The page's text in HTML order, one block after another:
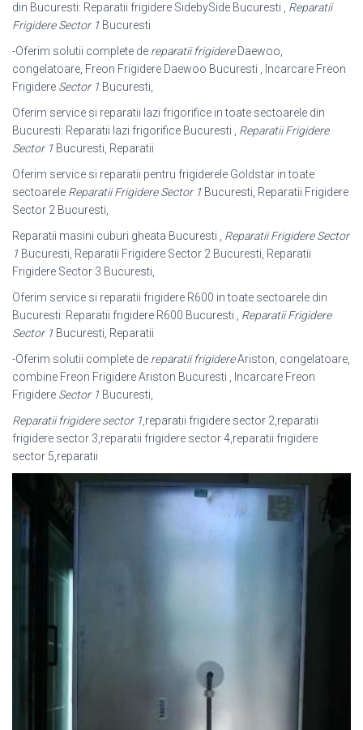
din Bucuresti: Reparatii frigidere SidebySide Bucuresti , Reparatii
Frigidere Sector 1 Bucuresti
-Oferim solutii complete de reparatii frigidereDaewoo,
congelatoare, Freon Frigidere Daewoo Bucuresti , Incarcare Freon
Frigidere Sector 1 Bucuresti,
Oferim service si reparatii lazi frigorifice in toate sectoarele din
Bucuresti: Reparatii lazi frigorifice Bucuresti , Reparatii Frigidere
Sector 1 Bucuresti, Reparatii
Oferim service si reparatii pentru frigiderele Goldstar in toate
sectoarele Reparatii Frigidere Sector 1 Bucuresti, Reparatii Frigidere
Sector 2 Bucuresti,
Reparatii masini cuburi gheata Bucuresti , Reparatii Frigidere Sector
1 Bucuresti, Reparatii Frigidere Sector 2 Bucuresti, Reparatii
Frigidere Sector 3 Bucuresti,
Oferim service si reparatii frigidere R600 in toate sectoarele din
Bucuresti: Reparatii frigidere R600 Bucuresti , Reparatii Frigidere
Sector 1 Bucuresti, Reparatii
-Oferim solutii complete de reparatii frigidereAriston, congelatoare,
combine Freon Frigidere Ariston Bucuresti , Incarcare Freon
Frigidere Sector 1 Bucuresti,
Reparatii frigidere sector 1,reparatii frigidere sector 2,reparatii
frigidere sector 3,reparatii frigidere sector 4,reparatii frigidere
sector 5,reparatii